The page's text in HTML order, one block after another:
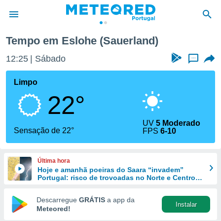
da
foi
fornecidas
a este
das
e
forma
digital
Tempo em Eslohe (Sauerland)
12:25 Sábado ...
Limpo
22°
Sensação de 22°
UV5 Moderado
FPS6-10
Última hora
Hoje e amanhã poeiras do Saara “invadem”
Portugal: risco de trovoadas no Norte e Centro
Descarregue GRÁTIS a app da
Meteored!
Instalar